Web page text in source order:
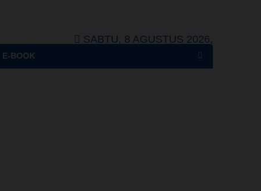
SABTU, 8 AGUSTUS 2026,
E-BOOK